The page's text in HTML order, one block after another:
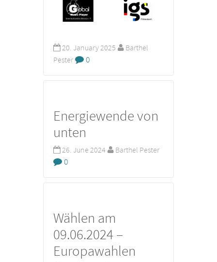
20. January 2025
Barthel
Pester
0
Energiewende von
unten
26. June 2024 Barthel Pester
0
Wählen am
09.06.2024 –
Europawahlen